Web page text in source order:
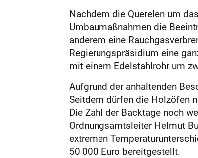
Nachdem die Querelen um
Umbaumaßnahmen die
anderem eine
Regierungspräsidium eine
mit einem Edelstahlrohr um
Aufgrund der anhaltenden
Seitdem dürfen die Holzöfen
Die Zahl der Backtage noch
Ordnungsamtsleiter Helmut
extremen
50 000 Euro bereitgestellt.